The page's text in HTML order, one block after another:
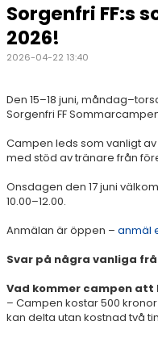
KALENDER
MATCHER
DOKUMENT
Sorgenfri FF:s
2026!
2026-04-22 13:40
Den 15–18 juni,
Sorgenfri FF
Campen leds som vanligt
med stöd av tränare från
Onsdagen den 17 juni
10.00–12.00.
Anmälan är öppen – anmäl
Svar på några vanliga
Vad kommer campen att
– Campen kostar 500
kan delta utan kostnad två